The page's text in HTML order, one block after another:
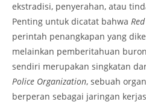
ekstradisi, penyerahan, atau
Penting untuk dicatat bahwa
perintah penangkapan yang
melainkan pemberitahuan
sendiri merupakan singkatan
Police Organization, sebuah
berperan sebagai jaringan